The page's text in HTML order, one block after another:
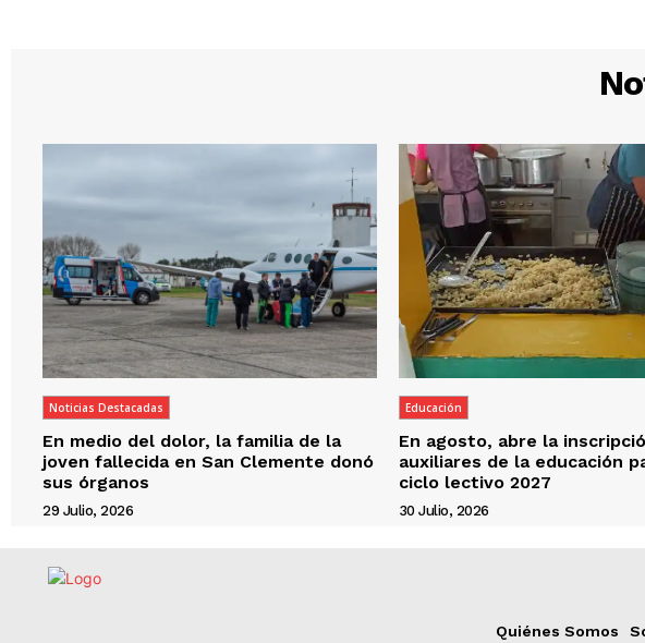
Noticias Destacadas
En medio del dolor, la familia de la
joven fallecida en San Clemente donó
sus órganos
29 Julio, 2026
Educación
En agosto, abre la
auxiliares de la educación
ciclo lectivo 2027
30 Julio, 2026
Quiénes Somos